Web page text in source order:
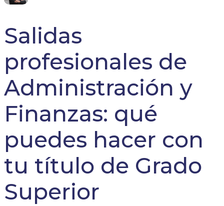
Salidas
profesionales de
Administración y
Finanzas: qué
puedes hacer con
tu título de Grado
Superior